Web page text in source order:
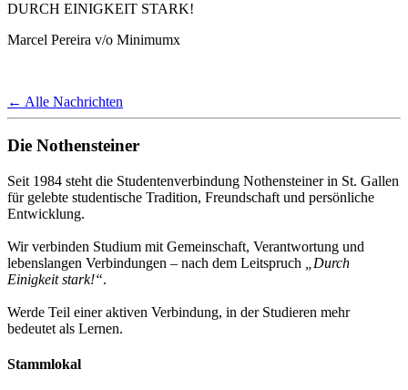
DURCH EINIGKEIT STARK!
Marcel Pereira v/o Minimumx
← Alle Nachrichten
Die Nothensteiner
Seit 1984 steht die Studentenverbindung Nothensteiner in St. Gallen
für gelebte studentische Tradition, Freundschaft und persönliche
Entwicklung.
Wir verbinden Studium mit Gemeinschaft, Verantwortung und
lebenslangen Verbindungen – nach dem Leitspruch
„Durch
Einigkeit stark!“.
Werde Teil einer aktiven Verbindung, in der Studieren mehr
bedeutet als Lernen.
Stammlokal